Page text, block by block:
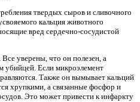
твердых сыров и сливочного
кальция животного
вред сердечно-сосудистой
уверены, что он полезен, а
убийцей. Если микроэлемент
Также он вымывает кальций
хрупкими, а связанные фосфор и
Это может привести к инфаркту